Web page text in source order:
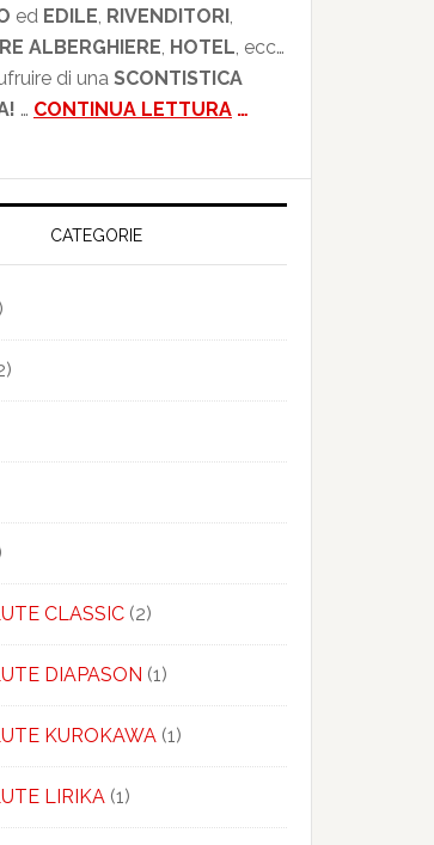
edEDILE,RIVENDITORI,
ALBERGHIERE,HOTEL, ecc…
di unaSCONTISTICA
…CONTINUA LETTURA…
CATEGORIE
CLASSIC(2)
DIAPASON(1)
KUROKAWA(1)
LIRIKA(1)